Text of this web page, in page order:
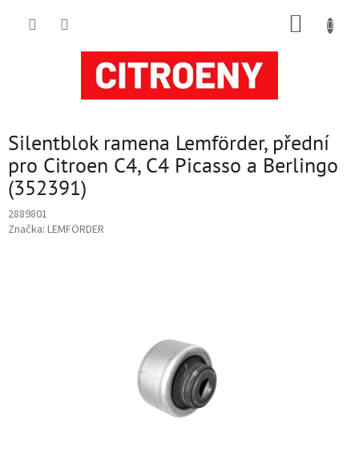
Silentblok ramena Lemförder, přední
pro Citroen C4, C4 Picasso a Berlingo
(352391)
2889801
Značka: LEMFÖRDER